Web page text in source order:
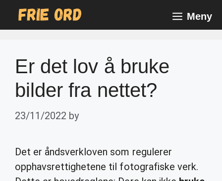
Meny
Er det lov å bruke
bilder fra nettet?
23/11/2022 by
Det er åndsverkloven som regulerer
opphavsrettighetene til fotografiske verk.